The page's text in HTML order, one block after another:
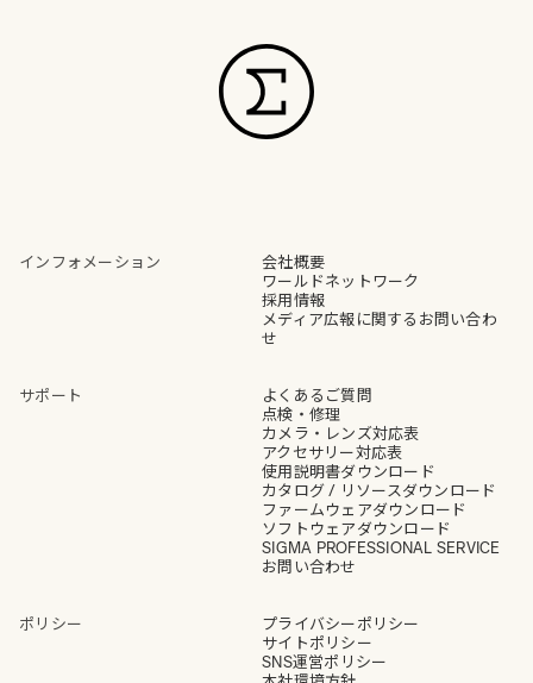
インフォメーション
会社概要
ワールドネットワーク
採用情報
メディア広報に関するお問い合わ
せ
サポート
よくあるご質問
点検・修理
カメラ・レンズ対応表
アクセサリー対応表
使用説明書ダウンロード
カタログ / リソースダウンロード
ファームウェアダウンロード
ソフトウェアダウンロード
SIGMA PROFESSIONAL SERVICE
お問い合わせ
ポリシー
プライバシーポリシー
サイトポリシー
SNS運営ポリシー